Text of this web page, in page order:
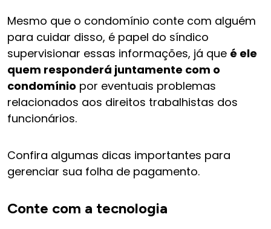
Mesmo que o condomínio conte com alguém
para cuidar disso, é papel do síndico
supervisionar essas informações, já que é ele
quem responderá juntamente com o
condomínio por eventuais problemas
relacionados aos direitos trabalhistas dos
funcionários.
Confira algumas dicas importantes para
gerenciar sua folha de pagamento.
Conte com a tecnologia